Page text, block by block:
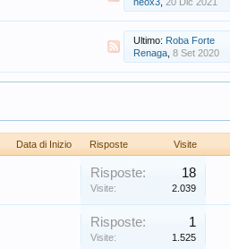
Ultimo: Roba Forte
Renaga 8 Set 2020
Data di Inizio Risposte Visite
Risposte: 18
Visite: 2.039
Risposte: 1
Visite: 1.525